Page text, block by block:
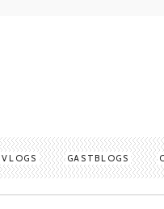
VLOGS GASTBLOGS